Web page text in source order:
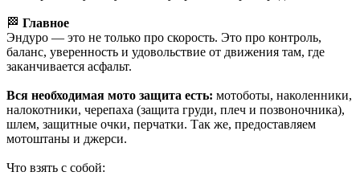
🏁 Главное
Эндуро — это не только про скорость. Это про контроль,
баланс, уверенность и удовольствие от движения там, где
заканчивается асфальт.
Вся необходимая мото защита есть: мотоботы, наколенники,
налокотники, черепаха (защита груди, плеч и позвоночника),
шлем, защитные очки, перчатки. Так же, предоставляем
мотоштаны и джерси.
Что взять с собой: